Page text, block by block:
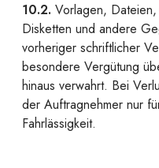
10.2. Vorlagen,
Disketten und andere
vorheriger schriftlicher
besondere Vergütung
hinaus verwahrt. Bei
der Auftragnehmer nur
Fahrlässigkeit.